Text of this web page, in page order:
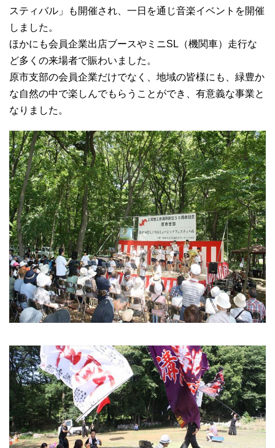
スティバル」も開催され、一日を通じ音楽イベントを開催
しました。
ほかにも会員企業出店ブースやミニSL（機関車）走行な
ど多くの来場者で賑わいました。
原市支部の会員企業だけでなく、地域の皆様にも、緑豊か
な自然の中で楽しんでもらうことができ、有意義な事業と
なりました。